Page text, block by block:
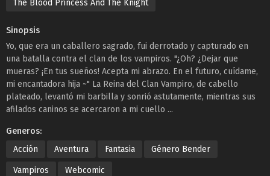
The Blood Princess And The Knight
Sinopsis
Yo, que era un caballero sagrado, fui derrotado y capturado en
una batalla contra el clan de los vampiros. "¿Oh? ¿Dejar que
mueras? ¡En tus sueños! Acepta mi abrazo. En el futuro, cuídame,
mi encantadora hija ~" La Reina del Clan Vampiro, de cabello
plateado, levantó mi barbilla y sonrió astutamente, mientras sus
afilados caninos se acercaron a mi cuello ...
Generos:
Acción
Aventura Fantasia Género Bender
Vampiros Webcomic